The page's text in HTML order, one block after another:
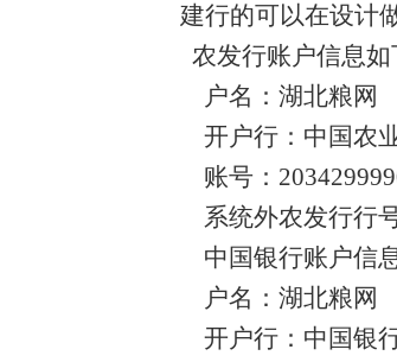
建行的可以在设计
农发行账户信息如
户名：湖北粮网
开户行：中国农
账号：
系统外农发行行
中国银行账户信
户名：湖北粮网
开户行：中国银